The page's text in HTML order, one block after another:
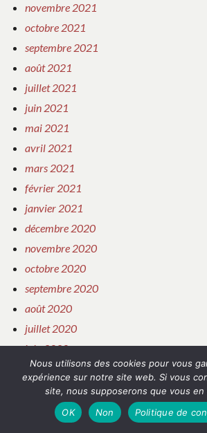
novembre 2021
octobre 2021
septembre 2021
août 2021
juillet 2021
juin 2021
mai 2021
avril 2021
mars 2021
février 2021
janvier 2021
décembre 2020
novembre 2020
octobre 2020
septembre 2020
août 2020
juillet 2020
juin 2020
mai 2020
avril 2020
mars 2020
Nous utilisons des cookies pour vous
expérience sur notre site web. Si vous
site, nous supposerons que vous en
OK
Non Politique de